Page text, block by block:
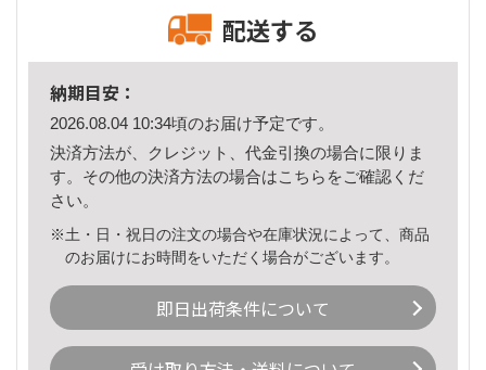
配送する
納期目安：
2026.08.04 10:34頃のお届け予定です。
決済方法が、クレジット、代金引換の場合に限りま
す。その他の決済方法の場合はこちら をご確認くだ
さい。
※土・日・祝日の注文の場合や在庫状況によって、商品
のお届けにお時間をいただく場合がございます。
即日出荷条件について